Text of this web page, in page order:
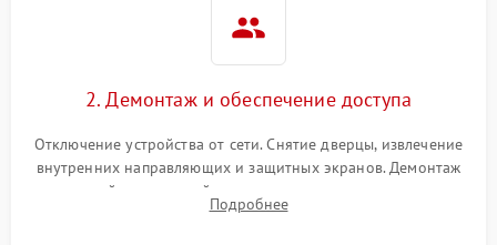
2. Демонтаж и обеспечение доступа
Отключение устройства от сети. Снятие дверцы, извлечение
внутренних направляющих и защитных экранов. Демонтаж
задней или верхней панели для прямого доступа к
нагревательным элементам, плате и вентиляторам.
Подробнее